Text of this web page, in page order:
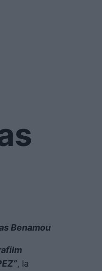
Benamou
, la